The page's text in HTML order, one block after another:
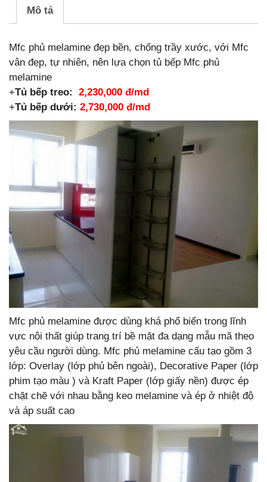
Mô tả
Mfc phủ melamine đẹp bền, chống trầy xước, với Mfc
vân đẹp, tự nhiên, nên lựa chọn tủ bếp Mfc phủ
melamine
+Tủ bếp treo: 2,230,000 đ/md
+Tủ bếp dưới: 2,730,000 đ/md
Mfc phủ melamine được dùng khá phổ biến trong lĩnh
vực nội thất giúp trang trí bề mặt đa dạng mẫu mã theo
yêu cầu người dùng. Mfc phủ melamine cấu tạo gồm 3
lớp: Overlay (lớp phủ bên ngoài), Decorative Paper (lớp
phim tạo màu ) và Kraft Paper (lớp giấy nền) được ép
chặt chẽ với nhau bằng keo melamine và ép ở nhiệt độ
và áp suất cao